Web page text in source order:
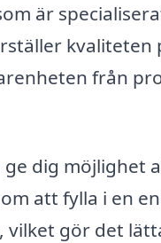
är
från
ge dig möjlighet
att fylla i en
gör det